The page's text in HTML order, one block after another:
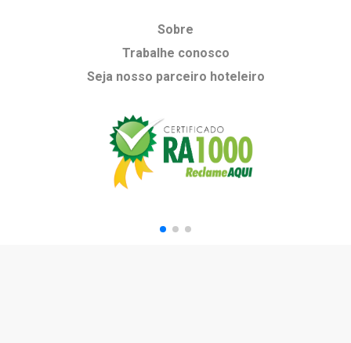
Sobre
Trabalhe conosco
Seja nosso parceiro hoteleiro